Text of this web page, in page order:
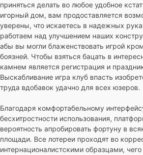
приняться делать во любое удобное
игорный дом, вам продоставляется
уверены, что искаетесь в надежных
работаем над улучшением наших
абы вы могли блаженствовать игрой
боязней. Чтобы взяться бацать в
камнем является регистрация и
Выскабливание игра клуб впасть
труда вдобавок удачно для всех юзеров.
Благодаря комфортабельному
бесхитростности использования,
вероятность апробировать фортуну в
площади. Все лотереи проходят во
интернационалистскими образцами, чего